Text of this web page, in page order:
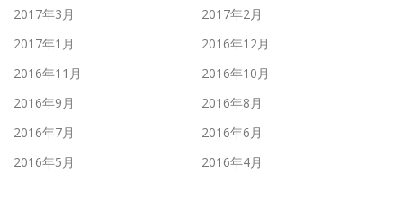
2017年3月
2017年2月
2017年1月
2016年12月
2016年11月
2016年10月
2016年9月
2016年8月
2016年7月
2016年6月
2016年5月
2016年4月